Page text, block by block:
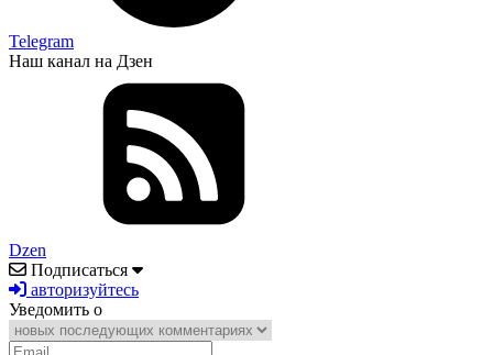
Telegram
Наш канал на Дзен
Dzen
Подписаться
авторизуйтесь
Уведомить о